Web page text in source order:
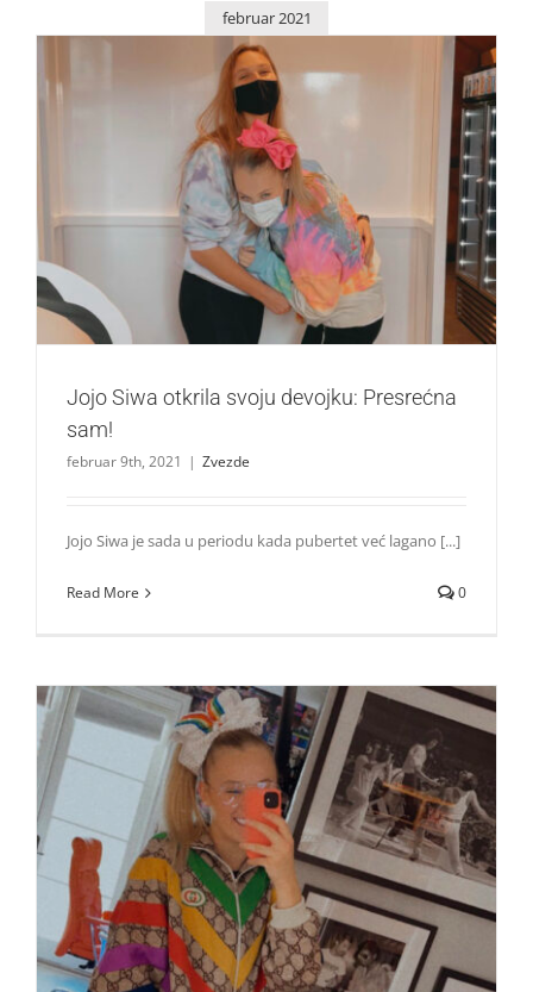
februar 2021
Jojo Siwa otkrila svoju devojku: Presrećna sam!
Zvezde
Jojo Siwa otkrila svoju devojku: Presrećna
sam!
februar 9th, 2021 | Zvezde
Jojo Siwa je sada u periodu kada pubertet već lagano [...]
Read More 0
Jojo Siwa: Imam devojku i neverovatna je!
Zvezde